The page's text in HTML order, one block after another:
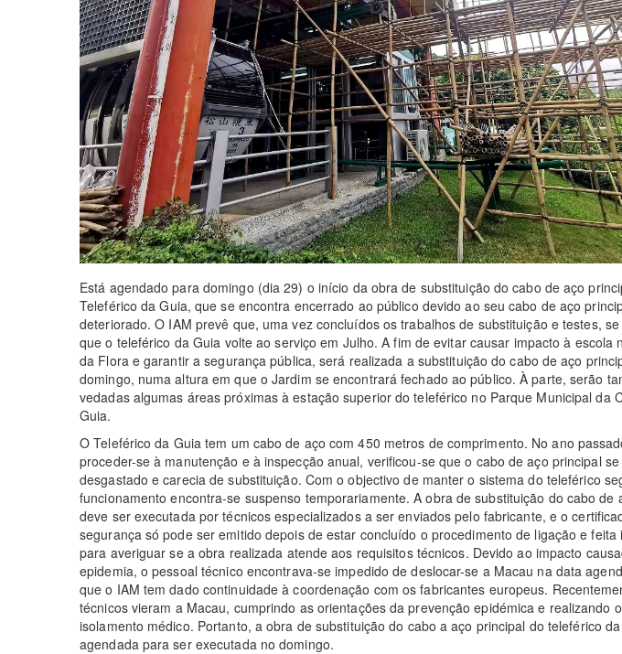
Está agendado para domingo (dia 29) o início da obra de substituição do cabo de aço
Teleférico da Guia, que se encontra encerrado ao público devido ao seu cabo de aço
deteriorado. O IAM prevê que, uma vez concluídos os trabalhos de substituição e testes,
que o teleférico da Guia volte ao serviço em Julho. A fim de evitar causar impacto à escola
da Flora e garantir a segurança pública, será realizada a substituição do cabo de aço
domingo, numa altura em que o Jardim se encontrará fechado ao público. À parte, serão
vedadas algumas áreas próximas à estação superior do teleférico no Parque Municipal da
Guia.
O Teleférico da Guia tem um cabo de aço com 450 metros de comprimento. No ano
proceder-se à manutenção e à inspecção anual, verificou-se que o cabo de aço principal
desgastado e carecia de substituição. Com o objectivo de manter o sistema do teleférico
funcionamento encontra-se suspenso temporariamente. A obra de substituição do cabo de
deve ser executada por técnicos especializados a ser enviados pelo fabricante, e o
segurança só pode ser emitido depois de estar concluído o procedimento de ligação e feita
para averiguar se a obra realizada atende aos requisitos técnicos. Devido ao impacto
epidemia, o pessoal técnico encontrava-se impedido de deslocar-se a Macau na data
que o IAM tem dado continuidade à coordenação com os fabricantes europeus.
técnicos vieram a Macau, cumprindo as orientações da prevenção epidémica e realizando
isolamento médico. Portanto, a obra de substituição do cabo a aço principal do teleférico
agendada para ser executada no domingo.